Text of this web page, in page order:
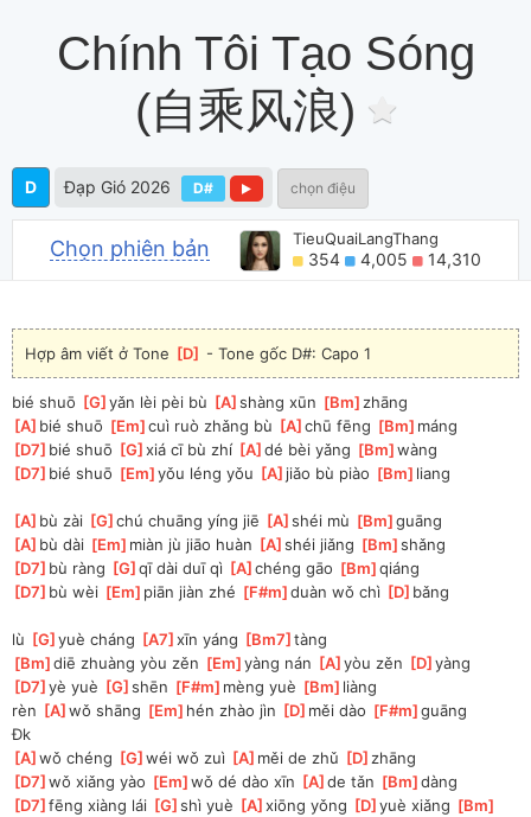
Chính Tôi Tạo Sóng
(自乘风浪)
D Đạp Gió 2026 D# chọn điệu
Chọn phiên bản TieuQuaiLangThang
354 4,005 14,310
Hợp âm viết ở Tone [D - Tone gốc D#: Capo 1
bié shuō [G ]
yǎn lèi pèi bù [A ]
shàng xūn [Bm ]zhāng
[A ]bié shuō [Em ]
cuì ruò zhǎng bù [A ]
chū fēng [Bm ]máng
[D7 ]bié shuō [G ]
xiá cī bù zhí [A ]
dé bèi yǎng [Bm ]
wàng
[D7 ]bié shuō [Em ]
yǒu léng yǒu [A ]jiǎo bù piào [Bm ]liang
[A ]bù zài [G ]
chú chuāng yíng jiē [A ]
shéi mù [Bm ]
guāng
[A ]bù dài [Em ]miàn jù jiāo huàn [A ]
shéi jiǎng [Bm ]
shǎng
[D7 ]bù ràng [G ]
qī dài duī qì [A ]
chéng gāo [Bm ]
qiáng
[D7 ]bù wèi [Em ]piān jiàn zhé [F#m ]
duàn wǒ chì [D ]bǎng
lù [G ]
yuè cháng [A7 ]
xīn yáng [Bm7 ]tàng
[Bm ]
diē zhuàng yòu zěn [Em ]
yàng nán [A ]
yòu zěn [D ]
yàng
[D7 ]
yè yuè [G ]
shēn [F#m ]mèng yuè [Bm ]liàng
rèn [A ]
wǒ shāng [Em ]hén zhào jìn [D ]měi dào [F#m ]
guāng
Đk
[A ]
wǒ chéng [G ]
wéi wǒ zuì [A ]měi de zhǔ [D ]zhāng
[D7 ]
wǒ xiǎng yào [Em ]
wǒ dé dào xīn [A ]
de tǎn [Bm ]
dàng
[D7 ]
fēng xiàng lái [G ]
shì yuè [A ]
xiōng yǒng [D ]
yuè xiǎng [Bm